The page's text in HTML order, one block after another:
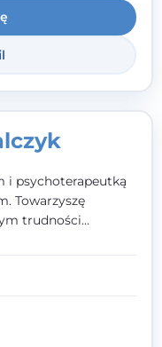
i psychoterapeutką
Towarzyszę
trudności
albo znajdującym
dla mnie
zaufaniu relacja
każdy poczuje się
z szacunkiem.